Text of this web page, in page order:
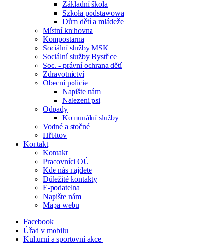
Základní škola
Szkoła podstawowa
Dům dětí a mládeže
Místní knihovna
Kompostárna
Sociální služby MSK
Sociální služby Bystřice
Soc. - právní ochrana dětí
Zdravotnictví
Obecní policie
Napište nám
Nalezeni psi
Odpady
Komunální služby
Vodné a stočné
Hřbitov
Kontakt
Kontakt
Pracovníci OÚ
Kde nás najdete
Důležité kontakty
E-podatelna
Napište nám
Mapa webu
Facebook
Úřad v mobilu
Kulturní a sportovní akce